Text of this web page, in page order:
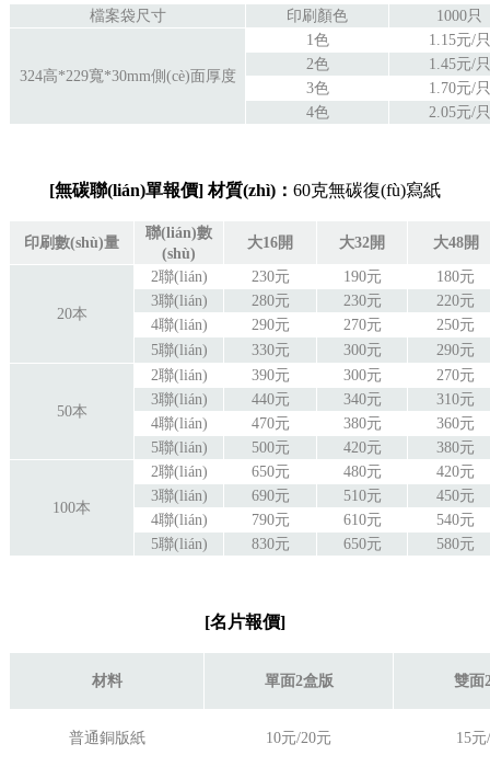
檔案袋尺寸 印刷顏色 1000只
324高*229寬*30mm側(cè)面厚度
1色
1.15元/只
2色
1.45元/只
3色
1.70元/只
4色
2.05元/只
[無碳聯(lián)單報價]材質(zhì)： 60克無碳復(fù)寫紙
印刷數(shù)量
聯(lián)數
(shù)
大16開 大32開 大48開
20本
2聯(lián) 230元 190元
180元
3聯(lián)
280元 230元
220元
4聯(lián)
290元 270元
250元
5聯(lián)
330元 300元 290元
50本
2聯(lián) 390元 300元
270元
3聯(lián)
440元 340元
310元
4聯(lián)
470元 380元
360元
5聯(lián)
500元 420元 380元
100本
2聯(lián) 650元 480元
420元
3聯(lián)
690元 510元
450元
4聯(lián)
790元 610元
540元
5聯(lián)
830元 650元 580元
[名片報價]
材料 單面2盒版 雙面
普通銅版紙 10元/20元 15